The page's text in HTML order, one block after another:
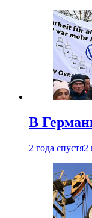
В
2 года спустя2